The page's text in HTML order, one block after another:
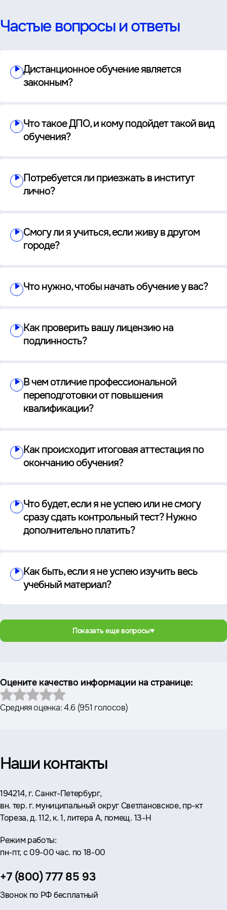
Частые вопросы и ответы
Дистанционное обучение является
законным?
Что такое ДПО, и кому подойдет такой вид
обучения?
Потребуется ли приезжать в институт
лично?
Смогу ли я учиться, если живу в другом
городе?
Что нужно, чтобы начать обучение у вас?
Как проверить вашу лицензию на
подлинность?
В чем отличие профессиональной
переподготовки от повышения
квалификации?
Как происходит итоговая аттестация по
окончанию обучения?
Что будет, если я не успею или не смогу
сразу сдать контрольный тест? Нужно
дополнительно платить?
Как быть, если я не успею изучить весь
учебный материал?
Показать еще вопросы
Оцените качество информации на странице:
Средняя оценка:4.6 (951 голосов)
Наши контакты
Адрес:
194214, г. Санкт-Петербург,
вн. тер. г. муниципальный округ Светлановское, пр-кт
Тореза, д. 112, к. 1, литера А, помещ. 13-Н
Режим работы:
пн-пт, с 09-00 час. по 18-00
Телефон:
+7 (800) 777 85 93
Звонок по РФ бесплатный